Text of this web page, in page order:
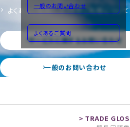
一般のお問い合わせ
よくあるご質問
よくあるご質問 サイトのご利用について
サービスに関するお問い合わせ
一般のお問い合わせ